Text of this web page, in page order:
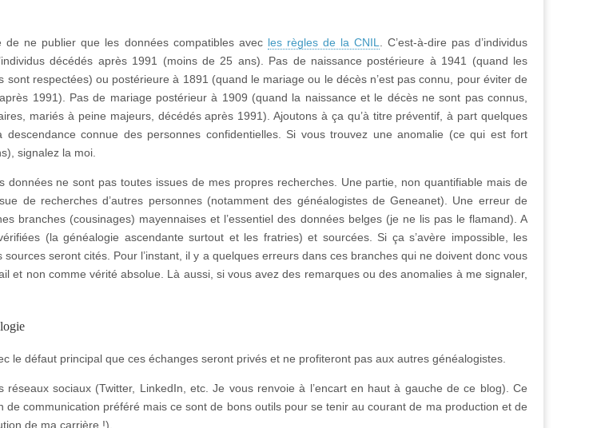
de ne publier que les données compatibles avec les règles de la CNIL. C’est-à-dire pas d’individus
décédés après 1991 (moins de 25 ans). Pas de naissance postérieure à 1941 (quand les
sont respectées) ou postérieure à 1891 (quand le mariage ou le décès n’est pas connu, pour éviter de
1991). Pas de mariage postérieur à 1909 (quand la naissance et le décès ne sont pas connus,
mariés à peine majeurs, décédés après 1991). Ajoutons à ça qu’à titre préventif, à part quelques
connue des personnes confidentielles. Si vous trouvez une anomalie (ce qui est fort
signalez la moi.
données ne sont pas toutes issues de mes propres recherches. Une partie, non quantifiable mais de
de recherches d’autres personnes (notamment des généalogistes de Geneanet). Une erreur de
branches (cousinages) mayennaises et l’essentiel des données belges (je ne lis pas le flamand). A
(la généalogie ascendante surtout et les fratries) et sourcées. Si ça s’avère impossible, les
seront cités. Pour l’instant, il y a quelques erreurs dans ces branches qui ne doivent donc vous
et non comme vérité absolue. Là aussi, si vous avez des remarques ou des anomalies à me signaler,
le défaut principal que ces échanges seront privés et ne profiteront pas aux autres généalogistes.
réseaux sociaux (Twitter, LinkedIn, etc. Je vous renvoie à l’encart en haut à gauche de ce blog). Ce
de communication préféré mais ce sont de bons outils pour se tenir au courant de ma production et de
de ma carrière !).